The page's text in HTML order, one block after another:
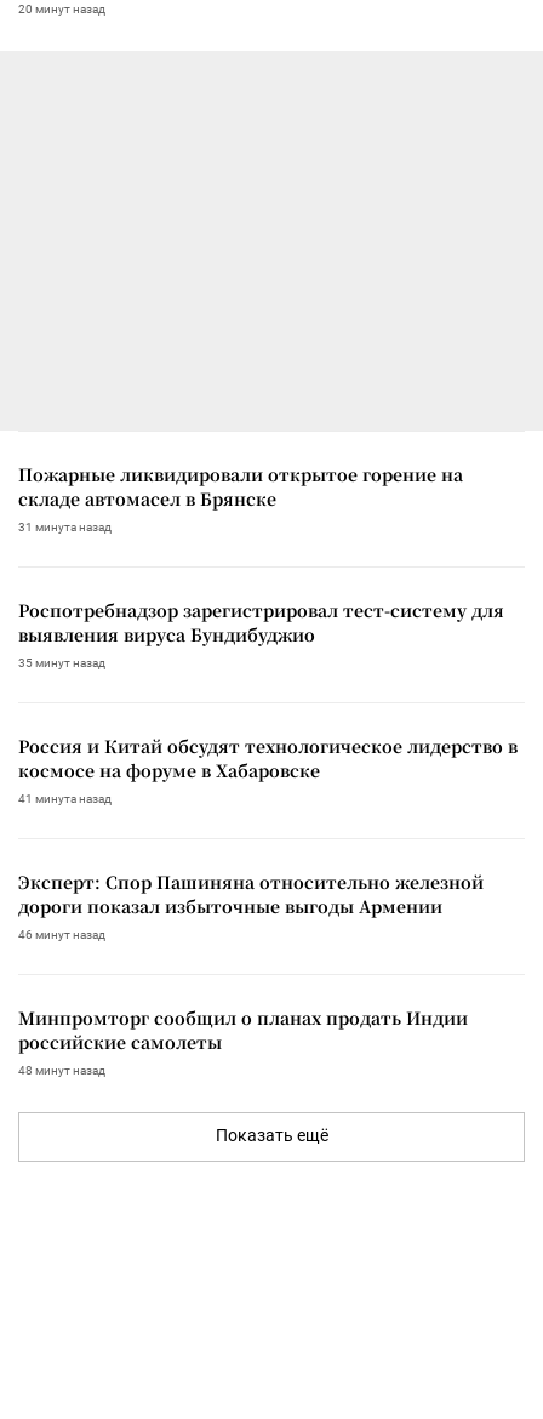
20 минут назад
Пожарные ликвидировали открытое горение на
складе автомасел в Брянске
31 минута назад
Роспотребнадзор зарегистрировал тест-систему для
выявления вируса Бундибуджио
35 минут назад
Россия и Китай обсудят технологическое лидерство в
космосе на форуме в Хабаровске
41 минута назад
Эксперт: Спор Пашиняна относительно железной
дороги показал избыточные выгоды Армении
46 минут назад
Минпромторг сообщил о планах продать Индии
российские самолеты
48 минут назад
Показать ещё